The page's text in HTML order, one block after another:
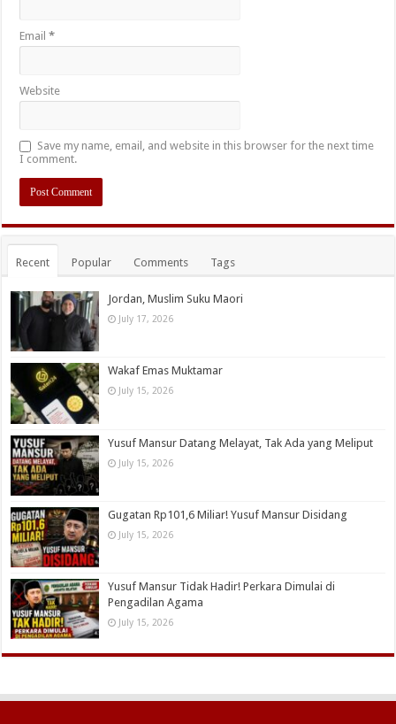
Email*
Website
Save my name, email, and website in this browser for the next time
I comment.
Recent Popular Comments Tags
Jordan, Muslim Suku Maori
July 17, 2026
Wakaf Emas Muktamar
July 15, 2026
Yusuf Mansur Datang Melayat, Tak Ada yang Meliput
July 15, 2026
Gugatan Rp101,6 Miliar! Yusuf Mansur Disidang
July 15, 2026
Yusuf Mansur Tidak Hadir! Perkara Dimulai di
Pengadilan Agama
July 15, 2026